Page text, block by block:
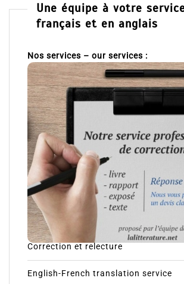
Une équipe à votre
français et en anglais
Nos services – our services :
Correction et relecture
English-French translation service